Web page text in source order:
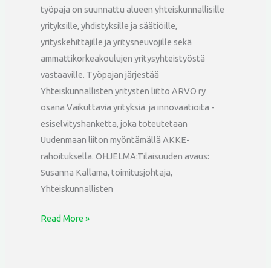
työpaja on suunnattu alueen yhteiskunnallisille
yrityksille, yhdistyksille ja säätiöille,
yrityskehittäjille ja yritysneuvojille sekä
ammattikorkeakoulujen yritysyhteistyöstä
vastaaville. Työpajan järjestää
Yhteiskunnallisten yritysten liitto ARVO ry
osana Vaikuttavia yrityksiä ja innovaatioita -
esiselvityshanketta, joka toteutetaan
Uudenmaan liiton myöntämällä AKKE-
rahoituksella. OHJELMA:Tilaisuuden avaus:
Susanna Kallama, toimitusjohtaja,
Yhteiskunnallisten
Read More »